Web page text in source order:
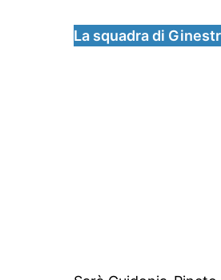
La squadra di